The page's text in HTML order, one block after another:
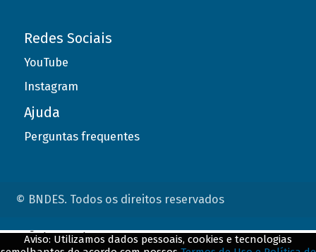
Redes Sociais
YouTube
Instagram
Ajuda
Perguntas frequentes
© BNDES. Todos os direitos reservados
Aviso: Utilizamos dados pessoais, cookies e tecnologias
ConteÃºdo complementar